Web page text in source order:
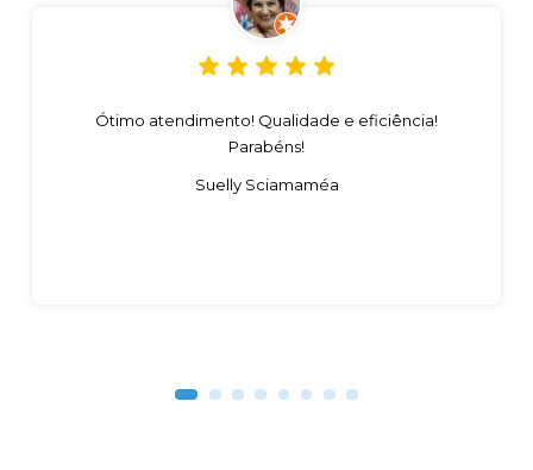
Ótimo atendimento! Qualidade e eficiência!
Parabéns!
Suelly Sciamaméa